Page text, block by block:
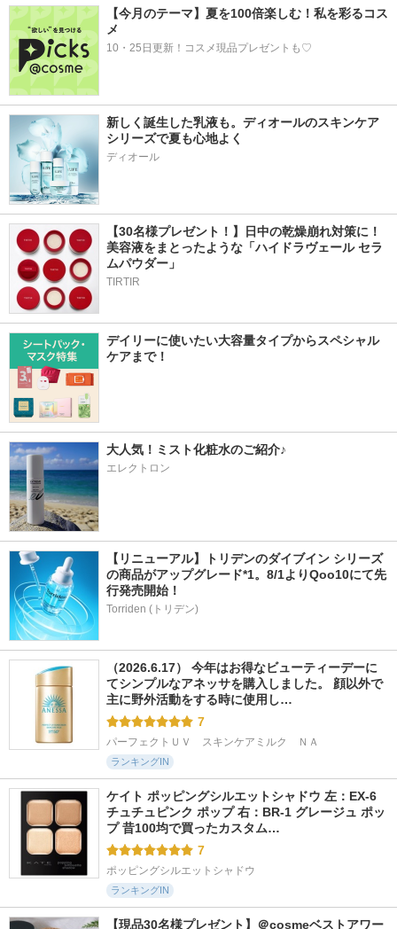
【今月のテーマ】夏を100倍楽しむ！私を彩るコス
メ
10・25日更新！コスメ現品プレゼントも♡
新しく誕生した乳液も。ディオールのスキンケア
シリーズで夏も心地よく
ディオール
【30名様プレゼント！】日中の乾燥崩れ対策に！
美容液をまとったような「ハイドラヴェール セラ
ムパウダー」
TIRTIR
デイリーに使いたい大容量タイプからスペシャル
ケアまで！
大人気！ミスト化粧水のご紹介♪
エレクトロン
【リニューアル】トリデンのダイブイン シリーズ
の商品がアップグレード*1。8/1よりQoo10にて先
行発売開始！
Torriden (トリデン)
（2026.6.17） 今年はお得なビューティーデーに
てシンプルなアネッサを購入しました。 顔以外で
主に野外活動をする時に使用し…
7
パーフェクトＵＶ　スキンケアミルク　ＮＡ
ランキングIN
ケイト ポッピングシルエットシャドウ 左：EX-6
チュチュピンク ポップ 右：BR-1 グレージュ ポッ
プ 昔100均で買ったカスタム…
7
ポッピングシルエットシャドウ
ランキングIN
【現品30名様プレゼント】＠cosmeベストアワー